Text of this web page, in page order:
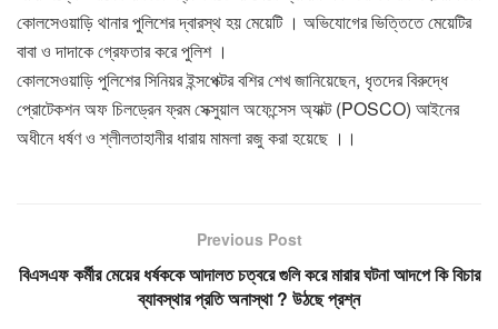
কোলসেওয়াড়ি থানার পুলিশের দ্বারস্থ হয় মেয়েটি । অভিযোগের ভিত্তিতে মেয়েটির
বাবা ও দাদাকে গ্রেফতার করে পুলিশ ।
কোলসেওয়াড়ি পুলিশের সিনিয়র ইন্সপেক্টর বশির শেখ জানিয়েছেন, ধৃতদের বিরুদ্ধে
প্রোটেকশন অফ চিলড্রেন ফ্রম সেক্সুয়াল অফেন্সেস অ্যাক্ট (POSCO) আইনের
অধীনে ধর্ষণ ও শ্লীলতাহানীর ধারায় মামলা রজু করা হয়েছে ।।
Previous Post
বিএসএফ কর্মীর মেয়ের ধর্ষককে আদালত চত্বরে গুলি করে মারার ঘটনা আদপে কি বিচার
ব্যাবস্থার প্রতি অনাস্থা ? উঠছে প্রশ্ন